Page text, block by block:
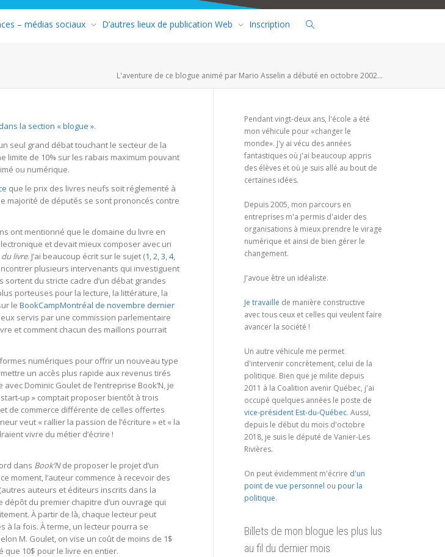
– médias sociaux D’autres lieux de publication Web Inscription
L'aventure de ce blogue animé par Mario Asselin a débuté en octobre 2002...
dans la section « blogue ».
seul grand débat touchant le secteur de la
limite de 10% sur les rabais maximum pouvant
ou numérique.
que le prix des livres neufs soit réglementé à
majorité de députés se sont prononcés contre
ont mentionné que le domaine du livre en
et devait mieux composer avec un
livre. J’ai beaucoup écrit sur le sujet (1,2,3,4,
plusieurs intervenants qui investiguent
du stricte cadre d’un débat grandes
porteuses pour la lecture, la littérature, la
le BookCampMontréal de novembre dernier
servis par une commission parlementaire
et comment chacun des maillons pourrait
numériques pour offrir un nouveau type
un accès plus rapide aux revenus tirés
Dominic Goulet de l’entreprise Book’N, je
up » comptait proposer bientôt à trois
de commerce différente de celles offertes
veut « rallier la passion de l’écriture » et « la
vivre du métier d’écrire !
dans Book’Nde proposer le projet d’un
moment, l’auteur commence à recevoir des
auteurs et éditeurs inscrits dans la
du premier chapitre d’un ouvrage qui
À partir de là, chaque lecteur peut
à la fois. À terme, un lecteur pourra se
M. Goulet, on vise un coût de moins de 1$
que 10$ pour le livre en entier.
Pendant vingt-deux ans, l'école a été
mon véhicule pour «changer le
monde». J'y ai vécu des années
fantastiques où j'ai beaucoup appris
des élèves et où je suis allé au bout de
certaines idées.
Depuis 2005, mon parcours en
entreprises m'a permis d'aider des
organisations à mieux prendre le virage
numérique et ainsi de bien gérer le
changement.
J'avoue être un idéaliste.
Je travaille de manière constructive
avec tous ceux et celles qui veulent faire
avancer la société !
Un autre véhicule me permet
d'intervenir concrètement, celui de la
politique. Bien que je milite depuis
2011 à la Coalition avenir Québec, j'ai
occupé quelques années le poste de
vice-président Est-du-Québec. Aussi,
depuis le début du mois d'octobre
2018, je suis le député de Vanier-Les
Rivières.
On peut évidemment m'écrire d'un
point de vue personnel ou pour la
politique.
Billets de mon blogue les plus lus
au fil du dernier mois